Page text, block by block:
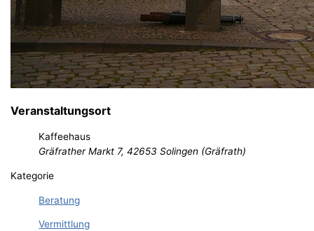
Veranstaltungsort
Kaffeehaus
Gräfrather Markt 7, 42653 Solingen (Gräfrath)
Kategorie
Beratung
Vermittlung